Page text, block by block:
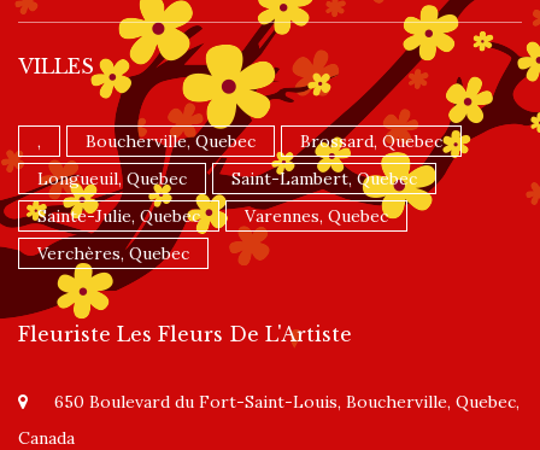
VILLES
, Boucherville, Quebec
Brossard, Quebec
Longueuil, Quebec
Saint-Lambert, Quebec
Sainte-Julie, Quebec
Varennes, Quebec
Verchères, Quebec
Fleuriste Les Fleurs De L'Artiste
650 Boulevard du Fort-Saint-Louis, Boucherville, Quebec,
Canada